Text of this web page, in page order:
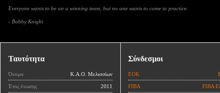
Everyone wants to be on a winning team, but no one wants to come to practice.
- Bobby Knight
Ταυτότητα
Όνομα Κ.Α.Ο. Μελισσίων
Έτος ένωσης 2011
Σύνδεσμοι
ΕΟΚ
FIBA FIBA